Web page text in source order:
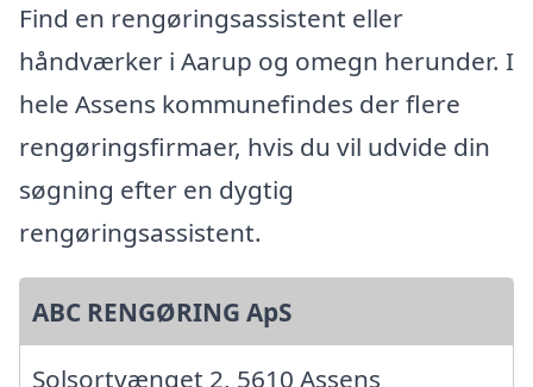
Find en rengøringsassistent eller
håndværker i Aarup og omegn herunder. I
hele Assens kommunefindes der flere
rengøringsfirmaer, hvis du vil udvide din
søgning efter en dygtig
rengøringsassistent.
ABC RENGØRING ApS
Solsortvænget 2, 5610 Assens